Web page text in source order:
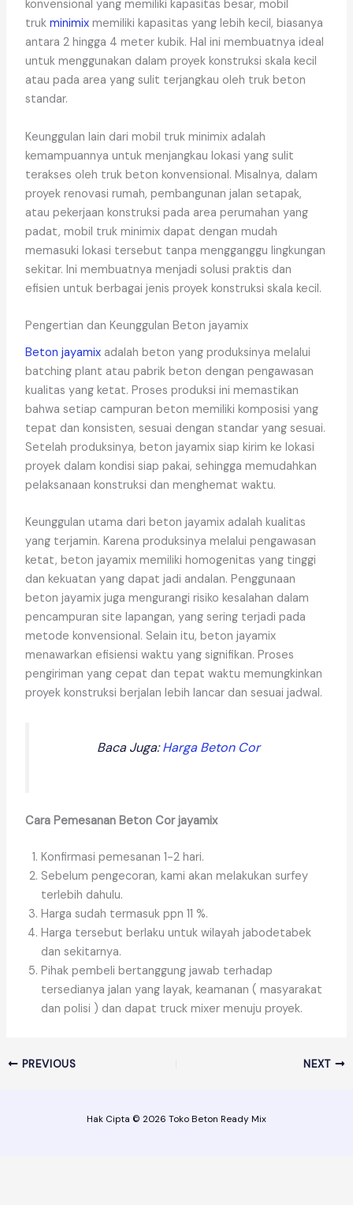
konvensional yang memiliki kapasitas besar, mobil
truk minimixmemiliki kapasitas yang lebih kecil, biasanya
antara 2 hingga 4 meter kubik. Hal ini membuatnya ideal
untuk menggunakan dalam proyek konstruksi skala kecil
atau pada area yang sulit terjangkau oleh truk beton
standar.
Keunggulan lain dari mobil truk minimix adalah
kemampuannya untuk menjangkau lokasi yang sulit
terakses oleh truk beton konvensional. Misalnya, dalam
proyek renovasi rumah, pembangunan jalan setapak,
atau pekerjaan konstruksi pada area perumahan yang
padat, mobil truk minimix dapat dengan mudah
memasuki lokasi tersebut tanpa mengganggu lingkungan
sekitar. Ini membuatnya menjadi solusi praktis dan
efisien untuk berbagai jenis proyek konstruksi skala kecil.
Pengertian dan Keunggulan Beton jayamix
Beton jayamixadalah beton yang produksinya melalui
batching plant atau pabrik beton dengan pengawasan
kualitas yang ketat. Proses produksi ini memastikan
bahwa setiap campuran beton memiliki komposisi yang
tepat dan konsisten, sesuai dengan standar yang sesuai.
Setelah produksinya, beton jayamix siap kirim ke lokasi
proyek dalam kondisi siap pakai, sehingga memudahkan
pelaksanaan konstruksi dan menghemat waktu.
Keunggulan utama dari beton jayamix adalah kualitas
yang terjamin. Karena produksinya melalui pengawasan
ketat, beton jayamix memiliki homogenitas yang tinggi
dan kekuatan yang dapat jadi andalan. Penggunaan
beton jayamix juga mengurangi risiko kesalahan dalam
pencampuran site lapangan, yang sering terjadi pada
metode konvensional. Selain itu, beton jayamix
menawarkan efisiensi waktu yang signifikan. Proses
pengiriman yang cepat dan tepat waktu memungkinkan
proyek konstruksi berjalan lebih lancar dan sesuai jadwal.
Baca Juga:Harga Beton Cor
Cara Pemesanan Beton Cor jayamix
Konfirmasi pemesanan 1-2 hari.
Sebelum pengecoran, kami akan melakukan surfey
terlebih dahulu.
Harga sudah termasuk ppn 11 %.
Harga tersebut berlaku untuk wilayah jabodetabek
dan sekitarnya.
Pihak pembeli bertanggung jawab terhadap
tersedianya jalan yang layak, keamanan ( masyarakat
dan polisi ) dan dapat truck mixer menuju proyek.
PREVIOUS NEXT
Hak Cipta © 2026 Toko Beton Ready Mix